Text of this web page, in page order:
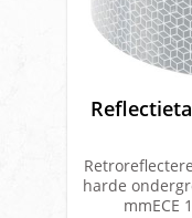
harde
mmECE